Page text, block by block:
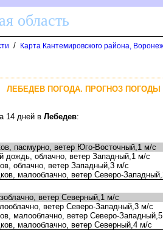
область
/
Карта Кантемировского района,
ЛЕБЕДЕВ ПОГОДА. ПРОГНОЗ
14 дней Лебеде:
пасмурно, ветер Юго-Восточный,1 м/с
облачно, ветер Западный,1 м/с
облачно, ветер Западный,3 м/с
малооблачно, ветер Северо-
ветер Северный,1 м/с
ветер Северо-Западный,3 м/с
малооблачно, ветер Северо-
малооблачно, ветер Северный,4 м/с